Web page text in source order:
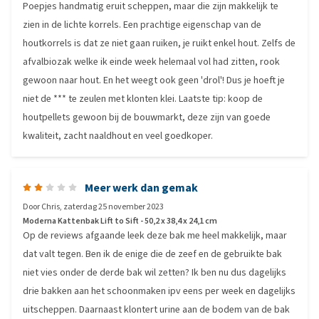
Poepjes handmatig eruit scheppen, maar die zijn makkelijk te
zien in de lichte korrels. Een prachtige eigenschap van de
houtkorrels is dat ze niet gaan ruiken, je ruikt enkel hout. Zelfs de
afvalbiozak welke ik einde week helemaal vol had zitten, rook
gewoon naar hout. En het weegt ook geen 'drol'! Dus je hoeft je
niet de *** te zeulen met klonten klei. Laatste tip: koop de
houtpellets gewoon bij de bouwmarkt, deze zijn van goede
kwaliteit, zacht naaldhout en veel goedkoper.
Meer werk dan gemak
DoorChris, zaterdag 25 november 2023
Moderna Kattenbak Lift to Sift - 50,2 x 38,4 x 24,1 cm
Op de reviews afgaande leek deze bak me heel makkelijk, maar
dat valt tegen. Ben ik de enige die de zeef en de gebruikte bak
niet vies onder de derde bak wil zetten? Ik ben nu dus dagelijks
drie bakken aan het schoonmaken ipv eens per week en dagelijks
uitscheppen. Daarnaast klontert urine aan de bodem van de bak